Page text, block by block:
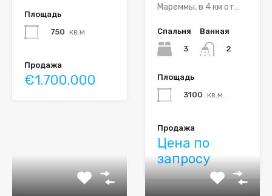
Площадь
750 кв.м.
Продажа
€1.700.000
Мареммы, в 4 км от…
Спальня
3
Ванная
2
Площадь
3100 кв.м.
Продажа
Цена по
запросу